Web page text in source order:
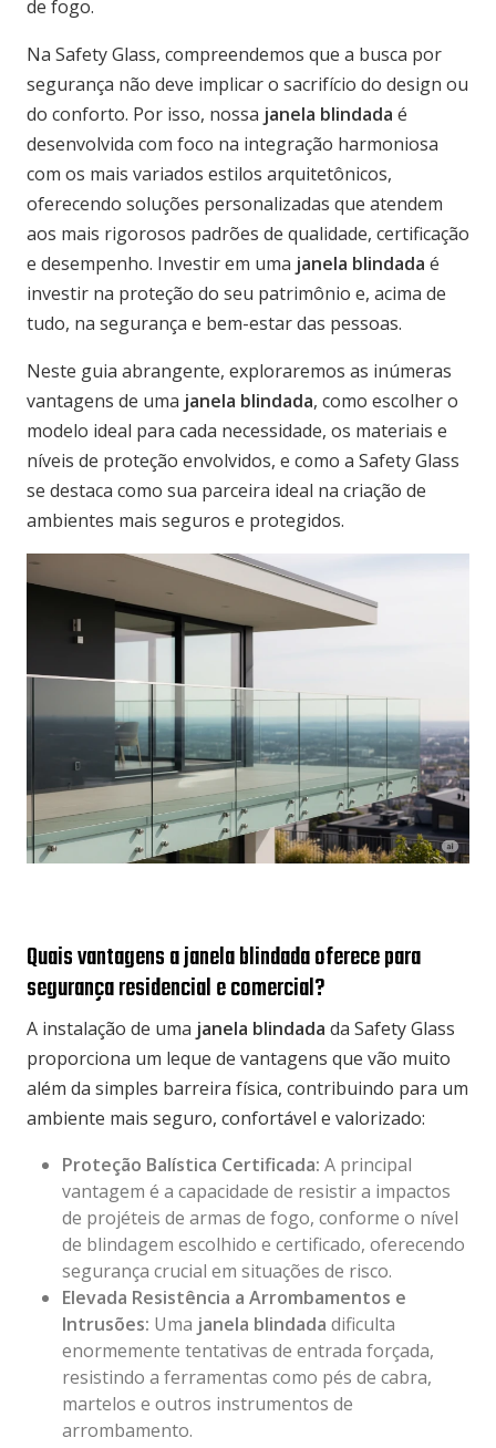
de fogo.
Na Safety Glass, compreendemos que a busca por
segurança não deve implicar o sacrifício do design ou
do conforto. Por isso, nossa janela blindada é
desenvolvida com foco na integração harmoniosa
com os mais variados estilos arquitetônicos,
oferecendo soluções personalizadas que atendem
aos mais rigorosos padrões de qualidade, certificação
e desempenho. Investir em uma janela blindada é
investir na proteção do seu patrimônio e, acima de
tudo, na segurança e bem-estar das pessoas.
Neste guia abrangente, exploraremos as inúmeras
vantagens de uma janela blindada, como escolher o
modelo ideal para cada necessidade, os materiais e
níveis de proteção envolvidos, e como a Safety Glass
se destaca como sua parceira ideal na criação de
ambientes mais seguros e protegidos.
Quais vantagens a janela blindada oferece para
segurança residencial e comercial?
A instalação de uma janela blindada da Safety Glass
proporciona um leque de vantagens que vão muito
além da simples barreira física, contribuindo para um
ambiente mais seguro, confortável e valorizado:
Proteção Balística Certificada: A principal
vantagem é a capacidade de resistir a impactos
de projéteis de armas de fogo, conforme o nível
de blindagem escolhido e certificado, oferecendo
segurança crucial em situações de risco.
Elevada Resistência a Arrombamentos e
Intrusões: Uma janela blindada dificulta
enormemente tentativas de entrada forçada,
resistindo a ferramentas como pés de cabra,
martelos e outros instrumentos de
arrombamento.